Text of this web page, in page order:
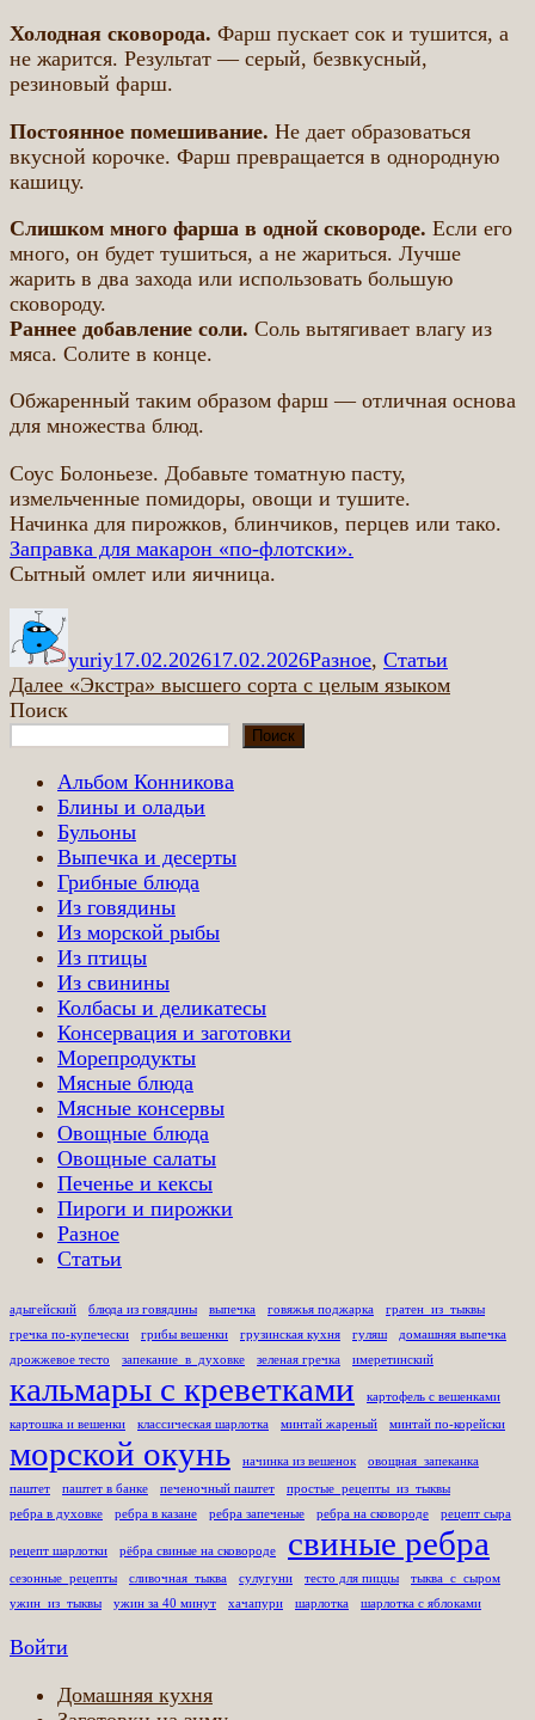
Холодная сковорода. Фарш пускает сок и тушится, а
не жарится. Результат — серый, безвкусный,
резиновый фарш.
Постоянное помешивание. Не дает образоваться
вкусной корочке. Фарш превращается в однородную
кашицу.
Слишком много фарша в одной сковороде. Если его
много, он будет тушиться, а не жариться. Лучше
жарить в два захода или использовать большую
сковороду.
Раннее добавление соли. Соль вытягивает влагу из
мяса. Солите в конце.
Обжаренный таким образом фарш — отличная основа
для множества блюд.
Соус Болоньезе. Добавьте томатную пасту,
измельченные помидоры, овощи и тушите.
Начинка для пирожков, блинчиков, перцев или тако.
Заправка для макарон «по-флотски».
Сытный омлет или яичница.
yuriy17.02.202617.02.2026Разное, Статьи
Навигация
по
записям
Далее Следующая
«Экстра» высшего сорта с целым языком
Поиск
Поиск
Альбом Конникова
Блины и оладьи
Бульоны
Выпечка и десерты
Грибные блюда
Из говядины
Из морской рыбы
Из птицы
Из свинины
Колбасы и деликатесы
Консервация и заготовки
Морепродукты
Мясные блюда
Мясные консервы
Овощные блюда
Овощные салаты
Печенье и кексы
Пироги и пирожки
Разное
Статьи
адыгейский блюда из говядины выпечка говяжья поджарка
гратен_из_тыквы
гречка по-купечески
грибы вешенки грузинская кухня гуляш
домашняя выпечка
дрожжевое тесто
запекание_в_духовке зеленая гречка имеретинский
кальмары с креветками картофель с вешенками
картошка и вешенки классическая шарлотка минтай жареный минтай по-корейски
морской окунь начинка из вешенок овощная_запеканка
паштет паштет в банке печеночный паштет
простые_рецепты_из_тыквы
ребра в духовке
ребра в казане ребра запеченые ребра на сковороде рецепт сыра
рецепт шарлотки рёбра свиные на сковороде свиные ребра
сезонные_рецепты сливочная_тыква сулугуни тесто для пиццы
тыква_с_сыром
ужин_из_тыквы
ужин за 40 минут хачапури шарлотка шарлотка с яблоками
Войти
Домашняя кухня